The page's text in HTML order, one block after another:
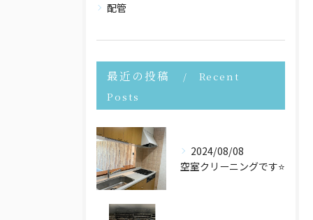
配管
最近の投稿
Recent
Posts
2024/08/08
空室クリーニングです⭐️